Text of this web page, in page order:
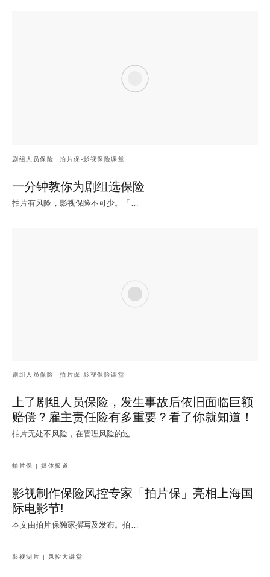
剧组人员保险 拍片保-影视保险课堂
一分钟教你为剧组选保险
拍片有风险，影视保险不可少。「…
剧组人员保险 拍片保-影视保险课堂
上了剧组人员保险，发生事故后依旧面临巨额
赔偿？雇主责任险有多重要？看了你就知道！
拍片无处不风险，在管理风险的过…
拍片保 | 媒体报道
影视制作保险风控专家「拍片保」亮相上海国
际电影节!
本文由拍片保独家撰写及发布。拍…
影视制片 | 风控大讲堂